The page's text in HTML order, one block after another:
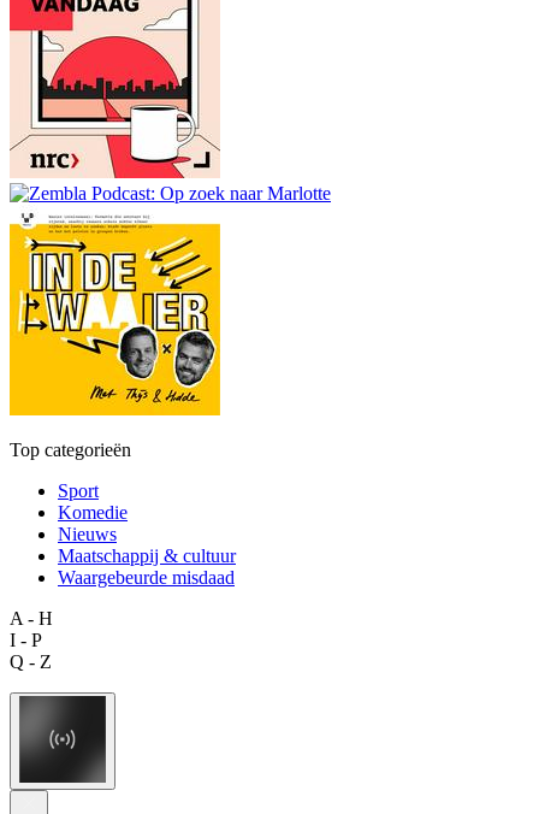
Top categorieën
Sport
Komedie
Nieuws
Maatschappij & cultuur
Waargebeurde misdaad
A - H
I - P
Q - Z